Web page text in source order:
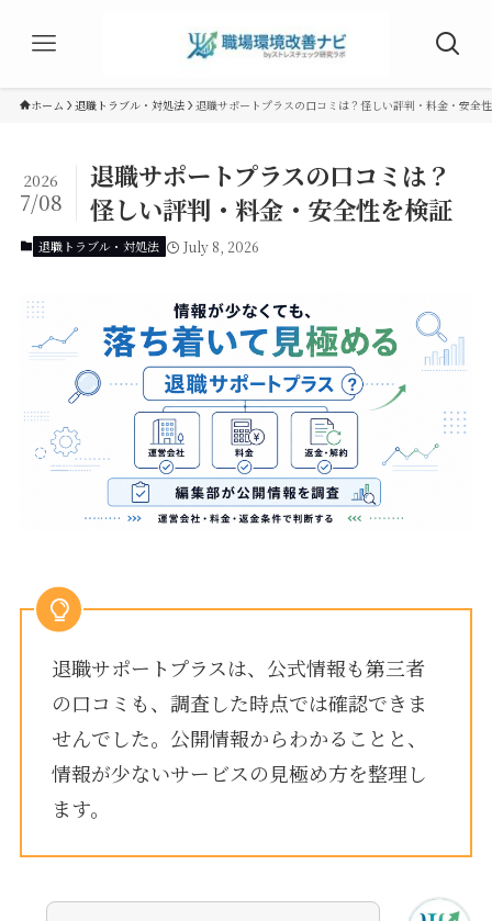
ホーム 退職トラブル・対処法 退職サポートプラスの口コミは？怪しい評判・料金・安全
退職サポートプラスの口コミは？
怪しい評判・料金・安全性を検証
2026
7/08
退職トラブル・対処法 July 8, 2026
退職サポートプラスは、公式情報も第三者
の口コミも、調査した時点では確認できま
せんでした。公開情報からわかることと、
情報が少ないサービスの見極め方を整理し
ます。